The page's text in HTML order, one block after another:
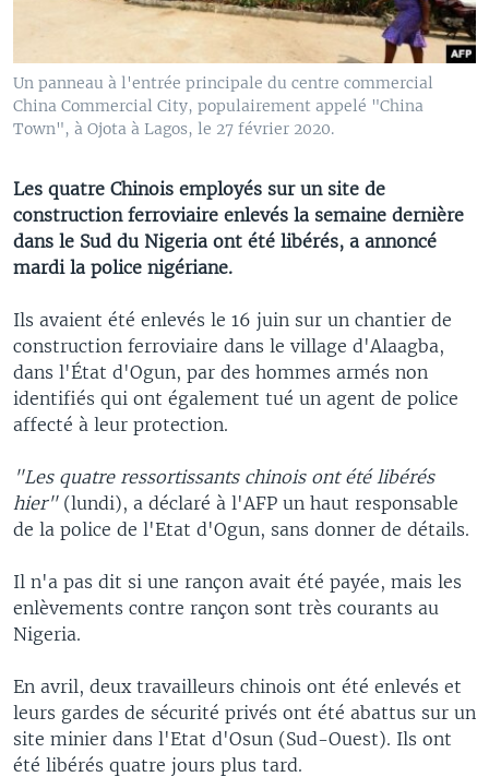
Un panneau à l'entrée principale du centre commercial
China Commercial City, populairement appelé "China
Town", à Ojota à Lagos, le 27 février 2020.
Les quatre Chinois employés sur un site de
construction ferroviaire enlevés la semaine dernière
dans le Sud du Nigeria ont été libérés, a annoncé
mardi la police nigériane.
Ils avaient été enlevés le 16 juin sur un chantier de
construction ferroviaire dans le village d'Alaagba,
dans l'État d'Ogun, par des hommes armés non
identifiés qui ont également tué un agent de police
affecté à leur protection.
"Les quatre ressortissants chinois ont été libérés
hier" (lundi), a déclaré à l'AFP un haut responsable
de la police de l'Etat d'Ogun, sans donner de détails.
Il n'a pas dit si une rançon avait été payée, mais les
enlèvements contre rançon sont très courants au
Nigeria.
En avril, deux travailleurs chinois ont été enlevés et
leurs gardes de sécurité privés ont été abattus sur un
site minier dans l'Etat d'Osun (Sud-Ouest). Ils ont
été libérés quatre jours plus tard.